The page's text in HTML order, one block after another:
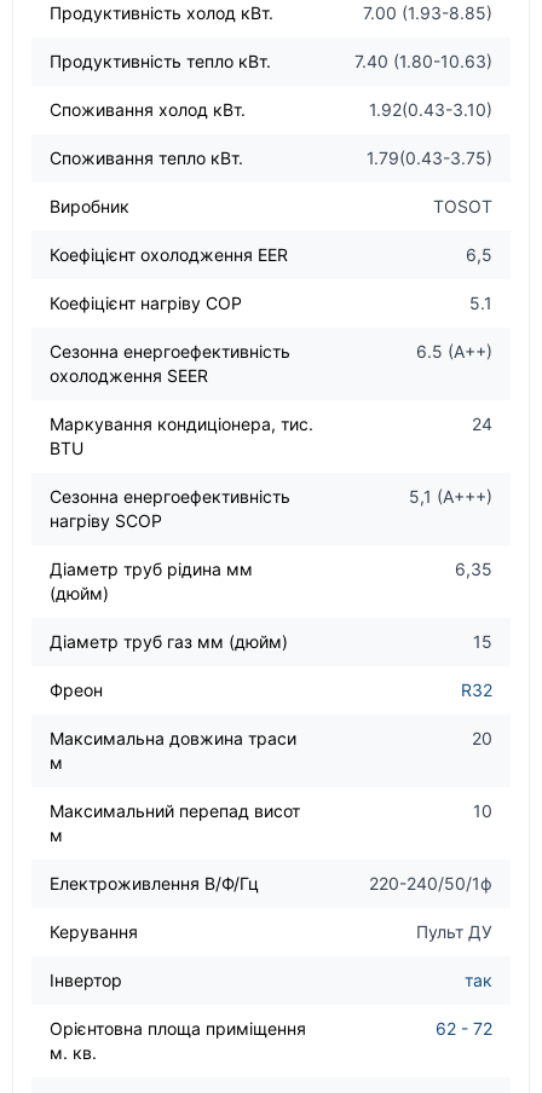
Продуктивність холод кВт. 7.00 (1.93-8.85)
Продуктивність тепло кВт. 7.40 (1.80-10.63)
Споживання холод кВт. 1.92(0.43-3.10)
Споживання тепло кВт. 1.79(0.43-3.75)
Виробник TOSOT
Коефіцієнт охолодження EER 6,5
Коефіцієнт нагріву COP 5.1
Сезонна енергоефективність
охолодження SEER
6.5 (А++)
Маркування кондиціонера, тис.
BTU
24
Сезонна енергоефективність
нагріву SCOP
5,1 (А+++)
Діаметр труб рідина мм
(дюйм)
6,35
Діаметр труб газ мм (дюйм) 15
Фреон R32
Максимальна довжина траси
м
20
Максимальний перепад висот
м
10
Електроживлення В/Ф/Гц 220-240/50/1ф
Керування Пульт ДУ
Інвертор так
Орієнтовна площа приміщення
м. кв.
62 - 72